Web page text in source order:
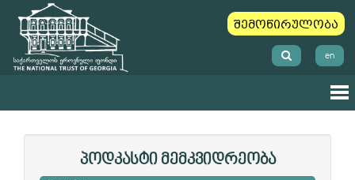
შემოწირულობა
en
პოდკასტი მემკვიდრეობა